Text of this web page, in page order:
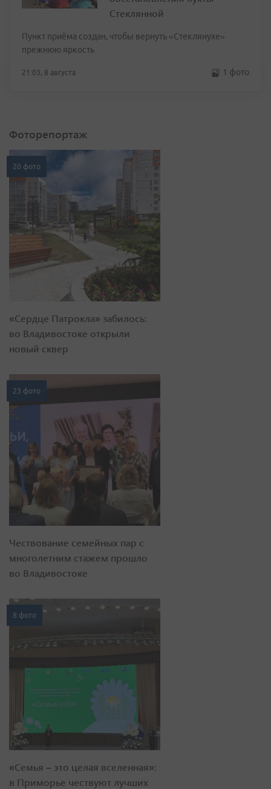
Стеклянной
Пункт приёма создан, чтобы вернуть «Стеклянухе»
прежнюю яркость
21:03, 8 августа 1 фото
Фоторепортаж
20 фото
«Сердце Патрокла» забилось:
во Владивостоке открыли
новый сквер
23 фото
Чествование семейных пар с
многолетним стажем прошло
во Владивостоке
8 фото
«Семья – это целая вселенная»:
в Приморье чествуют лучших